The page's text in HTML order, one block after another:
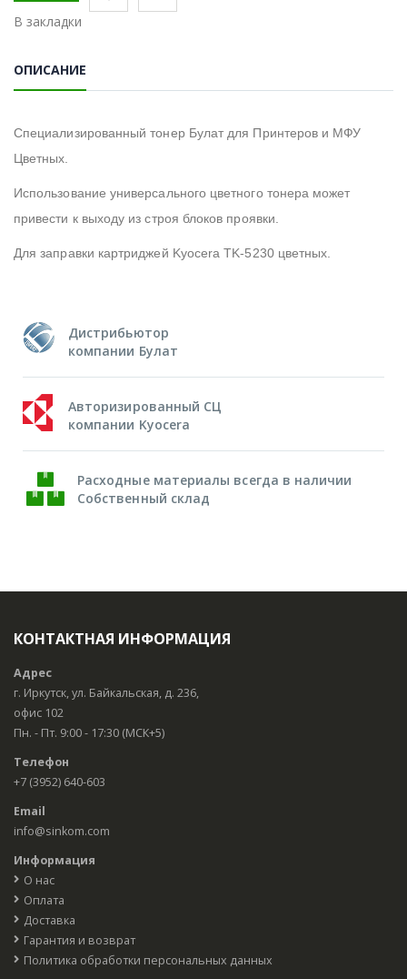
В закладки
ОПИСАНИЕ
Специализированный тонер Булат для Принтеров и МФУ
Цветных.
Использование универсального цветного тонера может
привести к выходу из строя блоков проявки.
Для заправки картриджей Kyocera TK-5230 цветных.
Дистрибьютор
компании Булат
Авторизированный СЦ
компании Kyocera
Расходные материалы всегда в наличии
Собственный склад
КОНТАКТНАЯ ИНФОРМАЦИЯ
Адрес
г. Иркутск, ул. Байкальская, д. 236,
офис 102
Пн. - Пт. 9:00 - 17:30 (МСК+5)
Телефон
+7 (3952) 640-603
Email
info@sinkom.com
Информация
О нас
Оплата
Доставка
Гарантия и возврат
Политика обработки персональных данных